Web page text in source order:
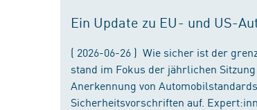
Ein Update zu EU- und US-
( 2026-06-26 ) Wie sicher ist der
stand im Fokus der jährlichen
Anerkennung von
Sicherheitsvorschriften auf.